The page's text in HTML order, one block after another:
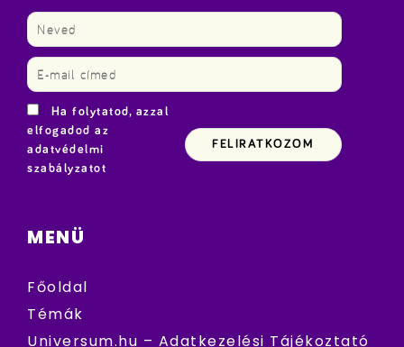
Ha folytatod, azzal
elfogadod az
adatvédelmi
szabályzatot
MENÜ
Főoldal
Témák
Universum.hu – Adatkezelési Tájékoztató